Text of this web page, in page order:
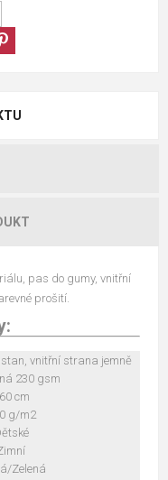
pas do gumy, vnitřní
prošití.
vnitřní strana jemně
230 gsm
cm
g/m2
Zelená